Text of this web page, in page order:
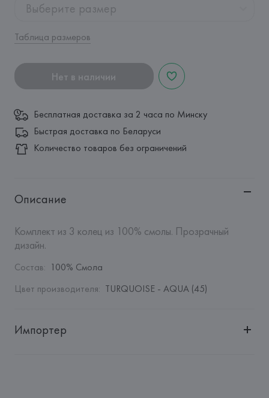
Выберите размер
Таблица размеров
Нет в наличии
Бесплатная доставка за 2 часа по Минску
Быстрая доставка по Беларуси
Количество товаров без ограничений
Описание
Комплект из 3 колец из 100% смолы. Прозрачный
дизайн.
Состав: 100% Смола
Цвет производителя: TURQUOISE - AQUA (45)
Импортер